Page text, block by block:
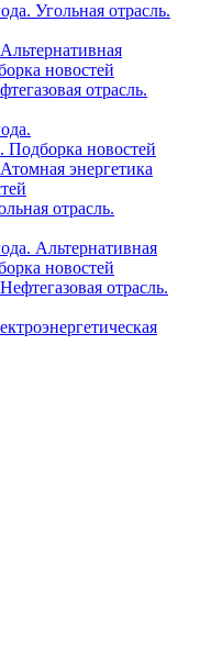
Угольная отрасль.
новостей
отрасль.
Подборка новостей
энергетика
отрасль.
Альтернативная
новостей
отрасль.